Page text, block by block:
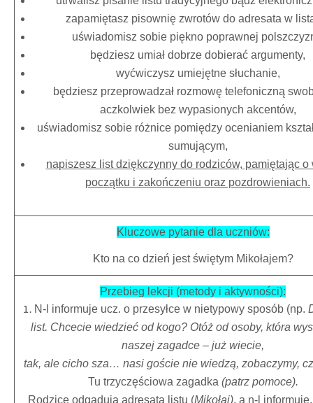
zapamiętasz pisownię zwrotów do adresata w
uświadomisz sobie piękno poprawnej
będziesz umiał dobrze dobierać argumenty,
wyćwiczysz umiejętne słuchanie,
będziesz przeprowadzał rozmowę telefoniczną
aczkolwiek bez wypasionych akcentów,
uświadomisz sobie różnice pomiędzy ocenianiem
sumującym,
napiszesz list dziękczynny do rodziców, pamiętając o
początku i zakończeniu oraz pozdrowieniach.
Kluczowe pytanie dla uczniów:
Kto na co dzień jest świętym Mikołajem?
Przebieg lekcji (metody i aktywności):
N-l informuje ucz. o przesyłce w nietypowy sposób (np.
list. Chcecie wiedzieć od kogo? Otóż od osoby, która
naszej zagadce – już wiecie,
tak, ale cicho sza… nasi goście nie wiedzą, zobaczymy,
Tu trzyczęściowa zagadka (patrz pomoce).
Rodzice odgadują adresata listu (Mikołaj), a n-l